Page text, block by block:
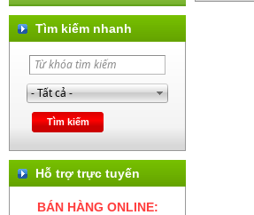
Tìm kiếm nhanh
Hỗ trợ trực tuyến
BÁN HÀNG ONLINE: